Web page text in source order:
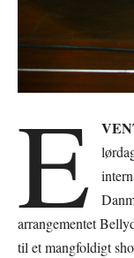
E
arrangementet
til et mangfoldigt